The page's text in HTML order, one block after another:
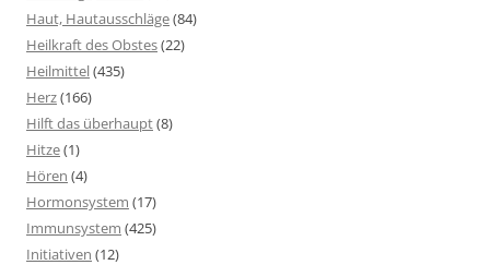
Haut, Hautausschläge(84)
Heilkraft des Obstes(22)
Heilmittel(435)
Herz(166)
Hilft das überhaupt(8)
Hitze(1)
Hören (4)
Hormonsystem (17)
Immunsystem (425)
Initiativen (12)